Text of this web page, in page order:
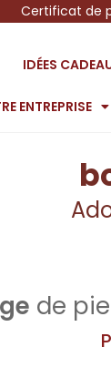
Certificat de
IDÉES
ENTREPRISE
de